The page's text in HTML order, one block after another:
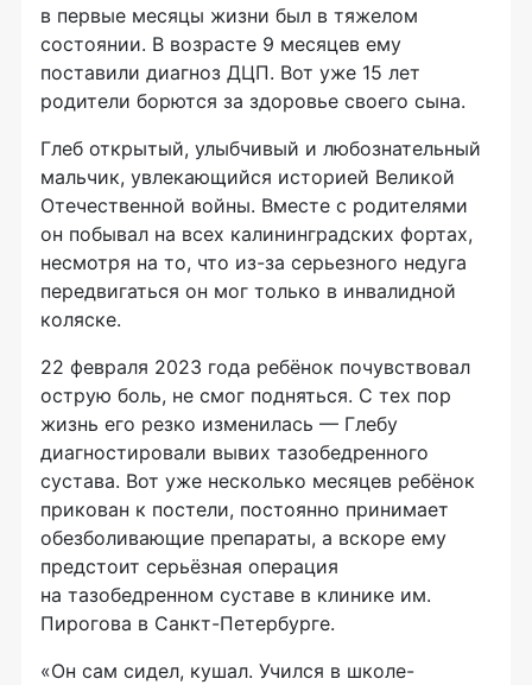
в первые месяцы жизни был в тяжелом
состоянии. В возрасте 9 месяцев ему
поставили диагноз ДЦП. Вот уже 15 лет
родители борются за здоровье своего сына.
Глеб открытый, улыбчивый и любознательный
мальчик, увлекающийся историей Великой
Отечественной войны. Вместе с родителями
он побывал на всех калининградских фортах,
несмотря на то, что из-за серьезного недуга
передвигаться он мог только в инвалидной
коляске.
22 февраля 2023 года ребёнок почувствовал
острую боль, не смог подняться. С тех пор
жизнь его резко изменилась — Глебу
диагностировали вывих тазобедренного
сустава. Вот уже несколько месяцев ребёнок
прикован к постели, постоянно принимает
обезболивающие препараты, а вскоре ему
предстоит серьёзная операция
на тазобедренном суставе в клинике им.
Пирогова в Санкт-Петербурге.
«Он сам сидел, кушал. Учился в школе-